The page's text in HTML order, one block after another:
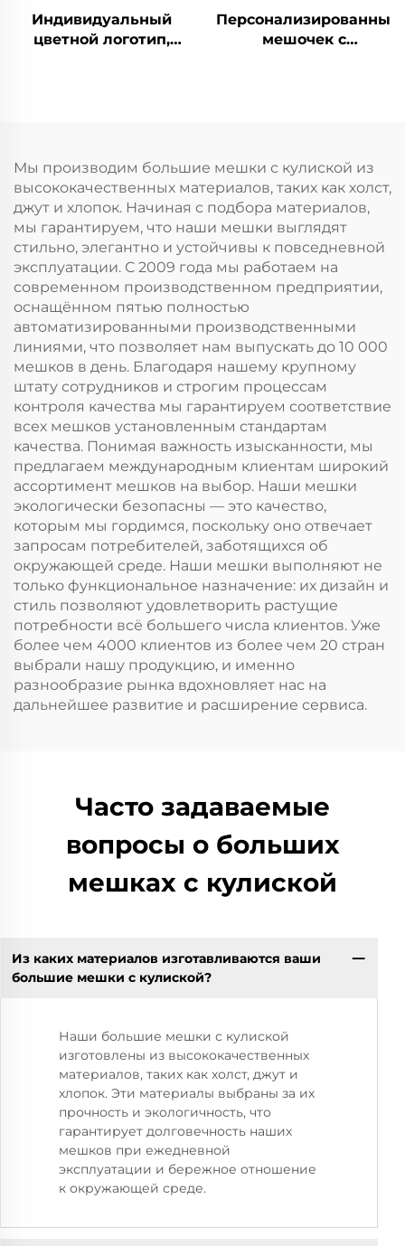
Индивидуальный
цветной логотип,
с двойным шнурком,
белый муслин без
рисунка для
хранения
Персонализированный
мешочек с
шнурке, маленький
белый муслиновый
тканевый мешочек с
двойным шнурком
Мы производим большие мешки с кулиской из
высококачественных материалов, таких как холст,
джут и хлопок. Начиная с подбора материалов,
мы гарантируем, что наши мешки выглядят
стильно, элегантно и устойчивы к повседневной
эксплуатации. С 2009 года мы работаем на
современном производственном предприятии,
оснащённом пятью полностью
автоматизированными производственными
линиями, что позволяет нам выпускать до 10 000
мешков в день. Благодаря нашему крупному
штату сотрудников и строгим процессам
контроля качества мы гарантируем соответствие
всех мешков установленным стандартам
качества. Понимая важность изысканности, мы
предлагаем международным клиентам широкий
ассортимент мешков на выбор. Наши мешки
экологически безопасны — это качество,
которым мы гордимся, поскольку оно отвечает
запросам потребителей, заботящихся об
окружающей среде. Наши мешки выполняют не
только функциональное назначение: их дизайн и
стиль позволяют удовлетворить растущие
потребности всё большего числа клиентов. Уже
более чем 4000 клиентов из более чем 20 стран
выбрали нашу продукцию, и именно
разнообразие рынка вдохновляет нас на
дальнейшее развитие и расширение сервиса.
Часто задаваемые
вопросы о больших
мешках с кулиской
Из каких материалов изготавливаются ваши
большие мешки с кулиской?
Наши большие мешки с кулиской
изготовлены из высококачественных
материалов, таких как холст, джут и
хлопок. Эти материалы выбраны за их
прочность и экологичность, что
гарантирует долговечность наших
мешков при ежедневной
эксплуатации и бережное отношение
к окружающей среде.